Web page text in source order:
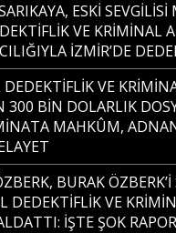
ESKİ SEVGİLİSİ
VE KRİMİNAL
İZMİR’DE
DEDEKTİFLİK VE
300 BİN DOLARLIK
MAHKÛM, ADNAN
BURAK
DEDEKTİFLİK VE
İŞTE ŞOK